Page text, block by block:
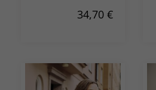
34,70 €